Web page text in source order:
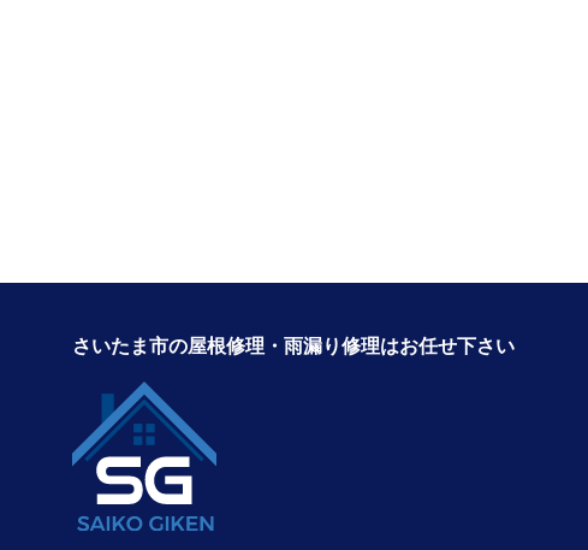
さいたま市の屋根修理・雨漏り修理はお任せ下さい